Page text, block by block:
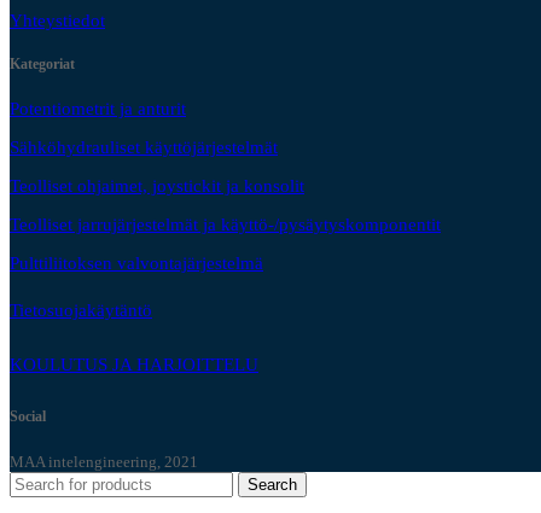
Yhteystiedot
Kategoriat
Potentiometrit ja anturit
Sähköhydrauliset käyttöjärjestelmät
Teolliset ohjaimet, joystickit ja konsolit
Teolliset jarrujärjestelmät ja käyttö-/pysäytyskomponentit
Pulttiliitoksen valvontajärjestelmä
Tietosuojakäytäntö
KOULUTUS JA HARJOITTELU
Social
MAA intelengineering, 2021
Search